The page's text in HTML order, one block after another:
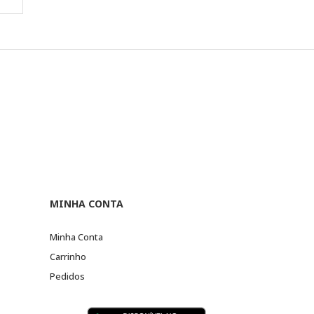
MINHA CONTA
Minha Conta
Carrinho
Pedidos